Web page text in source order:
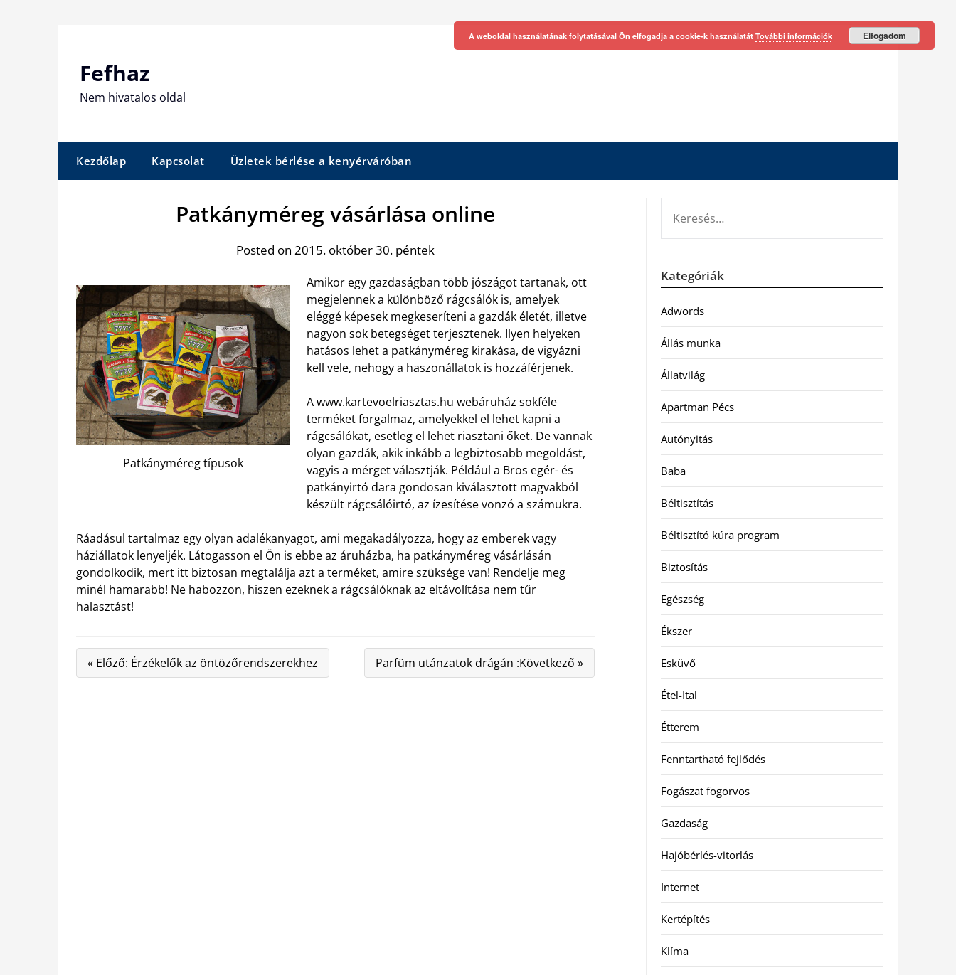
Fefhaz
Nem hivatalos oldal
Kezdőlap Kapcsolat Üzletek bérlése a kenyérváróban
Patkányméreg vásárlása online
Posted on 2015. október 30. péntek
Patkányméreg típusok
Amikor egy gazdaságban több jószágot tartanak, ott
megjelennek a különböző rágcsálók is, amelyek
eléggé képesek megkeseríteni a gazdák életét, illetve
nagyon sok betegséget terjesztenek. Ilyen helyeken
hatásos lehet a patkányméreg kirakása, de vigyázni
kell vele, nehogy a haszonállatok is hozzáférjenek.
A www.kartevoelriasztas.hu webáruház sokféle
terméket forgalmaz, amelyekkel el lehet kapni a
rágcsálókat, esetleg el lehet riasztani őket. De vannak
olyan gazdák, akik inkább a legbiztosabb megoldást,
vagyis a mérget választják. Például a Bros egér- és
patkányirtó dara gondosan kiválasztott magvakból
készült rágcsálóirtó, az ízesítése vonzó a számukra.
Ráadásul tartalmaz egy olyan adalékanyagot, ami megakadályozza, hogy az emberek vagy
háziállatok lenyeljék. Látogasson el Ön is ebbe az áruházba, ha patkányméreg vásárlásán
gondolkodik, mert itt biztosan megtalálja azt a terméket, amire szüksége van! Rendelje meg
minél hamarabb! Ne habozzon, hiszen ezeknek a rágcsálóknak az eltávolítása nem tűr
halasztást!
« Előző: Érzékelők az öntözőrendszerekhez Parfüm utánzatok drágán :Következő »
Kategóriák
Adwords
Állás munka
Állatvilág
Apartman Pécs
Autónyitás
Baba
Béltisztítás
Béltisztító kúra program
Biztosítás
Egészség
Ékszer
Esküvő
Étel-Ital
Étterem
Fenntartható fejlődés
Fogászat fogorvos
Gazdaság
Hajóbérlés-vitorlás
Internet
Kertépítés
Klíma
A weboldal használatának folytatásával Ön elfogadja a cookie-k használatát További információk Elfogadom